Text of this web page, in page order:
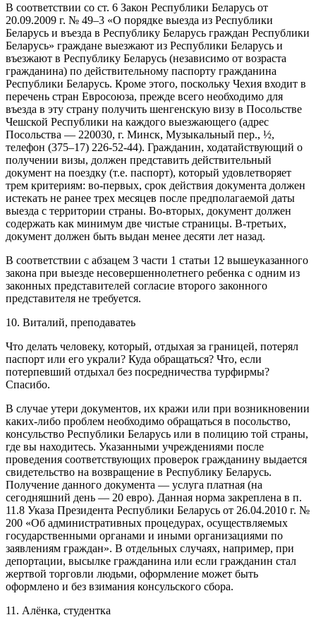
В соответствии со ст. 6 Закон Республики Беларусь от
20.09.2009 г. № 49–3 «О порядке выезда из Республики
Беларусь и въезда в Республику Беларусь граждан Республики
Беларусь» граждане выезжают из Республики Беларусь и
въезжают в Республику Беларусь (независимо от возраста
гражданина) по действительному паспорту гражданина
Республики Беларусь. Кроме этого, поскольку Чехия входит в
перечень стран Евросоюза, прежде всего необходимо для
въезда в эту страну получить шенгенскую визу в Посольстве
Чешской Республики на каждого выезжающего (адрес
Посольства — 220030, г. Минск, Музыкальный пер., ½,
телефон (375–17) 226-52-44). Гражданин, ходатайствующий о
получении визы, должен представить действительный
документ на поездку (т.е. паспорт), который удовлетворяет
трем критериям: во-первых, срок действия документа должен
истекать не ранее трех месяцев после предполагаемой даты
выезда с территории страны. Во-вторых, документ должен
содержать как минимум две чистые страницы. В-третьих,
документ должен быть выдан менее десяти лет назад.
В соответствии с абзацем 3 части 1 статьи 12 вышеуказанного
закона при выезде несовершеннолетнего ребенка с одним из
законных представителей согласие второго законного
представителя не требуется.
10. Виталий, преподаватеь
Что делать человеку, который, отдыхая за границей, потерял
паспорт или его украли? Куда обращаться? Что, если
потерпевший отдыхал без посредничества турфирмы?
Спасибо.
В случае утери документов, их кражи или при возникновении
каких-либо проблем необходимо обращаться в посольство,
консульство Республики Беларусь или в полицию той страны,
где вы находитесь. Указанными учреждениями после
проведения соответствующих проверок гражданину выдается
свидетельство на возвращение в Республику Беларусь.
Получение данного документа — услуга платная (на
сегодняшний день — 20 евро). Данная норма закреплена в п.
11.8 Указа Президента Республики Беларусь от 26.04.2010 г. №
200 «Об административных процедурах, осуществляемых
государственными органами и иными организациями по
заявлениям граждан». В отдельных случаях, например, при
депортации, высылке гражданина или если гражданин стал
жертвой торговли людьми, оформление может быть
оформлено и без взимания консульского сбора.
11. Алёнка, студентка